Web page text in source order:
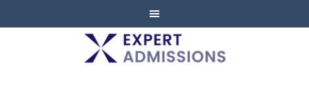
EXPERT
ADMISSIONS